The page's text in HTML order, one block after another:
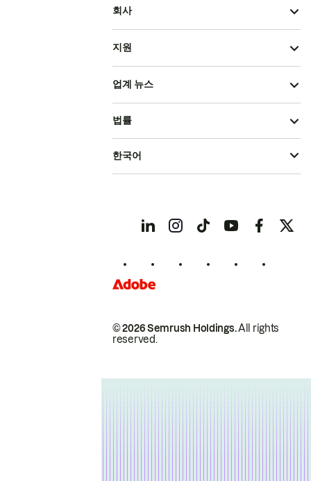
회사
지원
업계 뉴스
© 2026 Semrush Holdings.All rights
reserved.
법률
한국어